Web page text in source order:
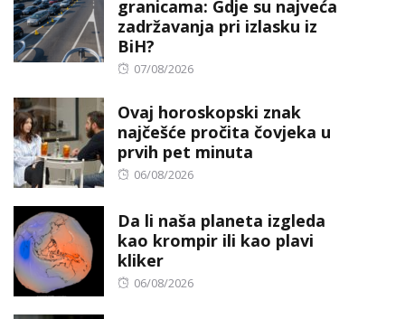
granicama: Gdje su najveća
zadržavanja pri izlasku iz
BiH?
Posted
07/08/2026
Ovaj horoskopski znak
najčešće pročita čovjeka u
prvih pet minuta
Posted
06/08/2026
Da li naša planeta izgleda
kao krompir ili kao plavi
kliker
Posted
06/08/2026